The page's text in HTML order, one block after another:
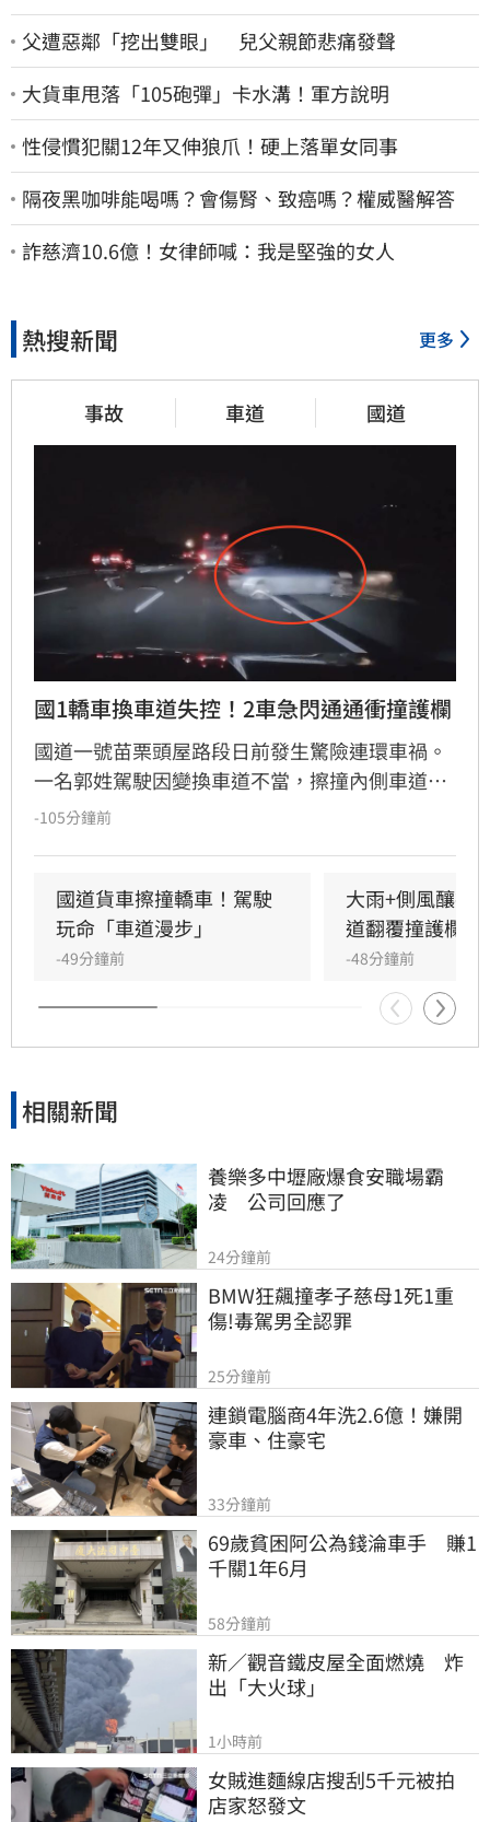
父遭惡鄰「挖出雙眼」 兒父親節悲痛發聲
大貨車甩落「105砲彈」卡水溝！軍方說明
性侵慣犯關12年又伸狼爪！硬上落單女同事
隔夜黑咖啡能喝嗎？會傷腎、致癌嗎？權威醫解答
詐慈濟10.6億！女律師喊：我是堅強的女人
熱搜新聞 更多
事故 車道 國道
國1轎車換車道失控！2車急閃通通衝撞護欄
國道一號苗栗頭屋路段日前發生驚險連環車禍。
一名郭姓駕駛因變換車道不當，擦撞內側車道黃
姓駕駛車輛，導致黃車失控撞擊護欄後甩滑，波
醫，經酒測確認3名駕駛均無酒駕。國道警察呼
籲，變換車道務必顯示方向燈並保持安全距離，
切勿強行切入，以防憾事再次發生。此次事故亦
提醒用路人，行經國道應隨時保持警覺，並與前
車保持適當安全間距，以確保行車安全。
-105分鐘前
國道貨車擦撞轎車！駕駛
玩命「車道漫步」
-49分鐘前
大雨+側風釀禍
道翻覆撞護欄
-48分鐘前
相關新聞
養樂多中壢廠爆食安職場霸
凌　公司回應了
24分鐘前
BMW狂飆撞孝子慈母1死1重
傷!毒駕男全認罪
25分鐘前
連鎖電腦商4年洗2.6億！嫌開
豪車、住豪宅
33分鐘前
69歲貧困阿公為錢淪車手　賺1
千關1年6月
58分鐘前
新／觀音鐵皮屋全面燃燒　炸
出「大火球」
1小時前
女賊進麵線店搜刮5千元被拍
店家怒發文